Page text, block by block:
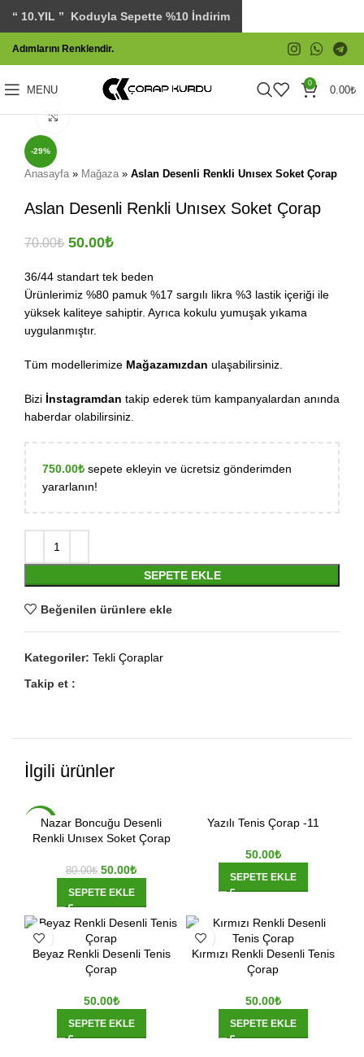
Adımlarını Renklendir.
MENU
0
0.00₺
-29%
Click to enlarge
Anasayfa » Mağaza » Aslan Desenli Renkli Unısex Soket Çorap
Aslan Desenli Renkli Unısex Soket Çorap
70.00₺ 50.00₺
36/44 standart tek beden
Ürünlerimiz %80 pamuk %17 sargılı likra %3 lastik içeriği ile
yüksek kaliteye sahiptir. Ayrıca kokulu yumuşak yıkama
uygulanmıştır.
Tüm modellerimize Mağazamızdan ulaşabilirsiniz.
Bizi İnstagramdan takip ederek tüm kampanyalardan anında
haberdar olabilirsiniz.
750.00₺ sepete ekleyin ve ücretsiz gönderimden
yararlanın!
SEPETE EKLE
Beğenilen ürünlere ekle
Kategoriler: Tekli Çoraplar
Takip et :
İlgili ürünler
-38%Nazar Boncuğu Desenli
Renkli Unısex Soket Çorap
80.00₺ 50.00₺
SEPETE EKLE
Yazılı Tenis Çorap -11
50.00₺
SEPETE EKLE
Beyaz Renkli Desenli Tenis
Çorap
50.00₺
SEPETE EKLE
Kırmızı Renkli Desenli Tenis
Çorap
50.00₺
SEPETE EKLE
“ 10.YIL ” Koduyla Sepette %10 İndirim